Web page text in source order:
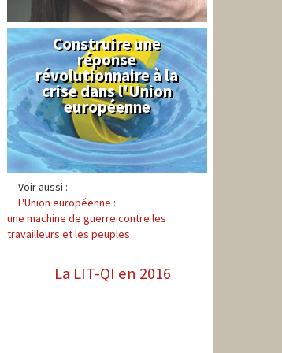
Syndical
Construire une
réponse
révolutionnaire à la
crise dans l'Union
européenne
Voir aussi :
L'Union européenne :
une machine de guerre contre les
travailleurs et les peuples
La LIT-QI en 2016